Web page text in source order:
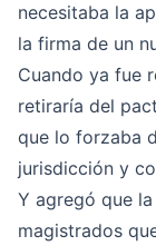
necesitaba la
la firma de un
Cuando ya fue
retiraría del
que lo forzaba
jurisdicción y
Y agregó que
magistrados